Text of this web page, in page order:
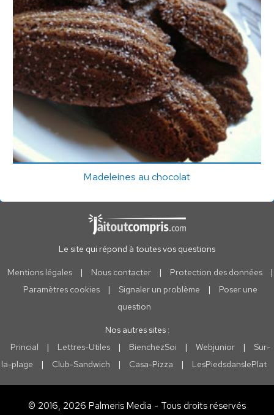
Madeleines au chocolat
Le site qui répond à toutes vos questions
Mentions légales | Nous contacter | Protection des données
|
Paramètres cookies
| Signaler un problème |
Poser une
question
Nos autres sites :
Princial
| Lettres-Utiles | BienchezSoi | Webjunior |
Sur-
la-plage
| Club-Sandwich | Casa-Pizza | LesPiedsdanslePlat
© 2016, 2026 Palmeris Media - Tous droits réservés